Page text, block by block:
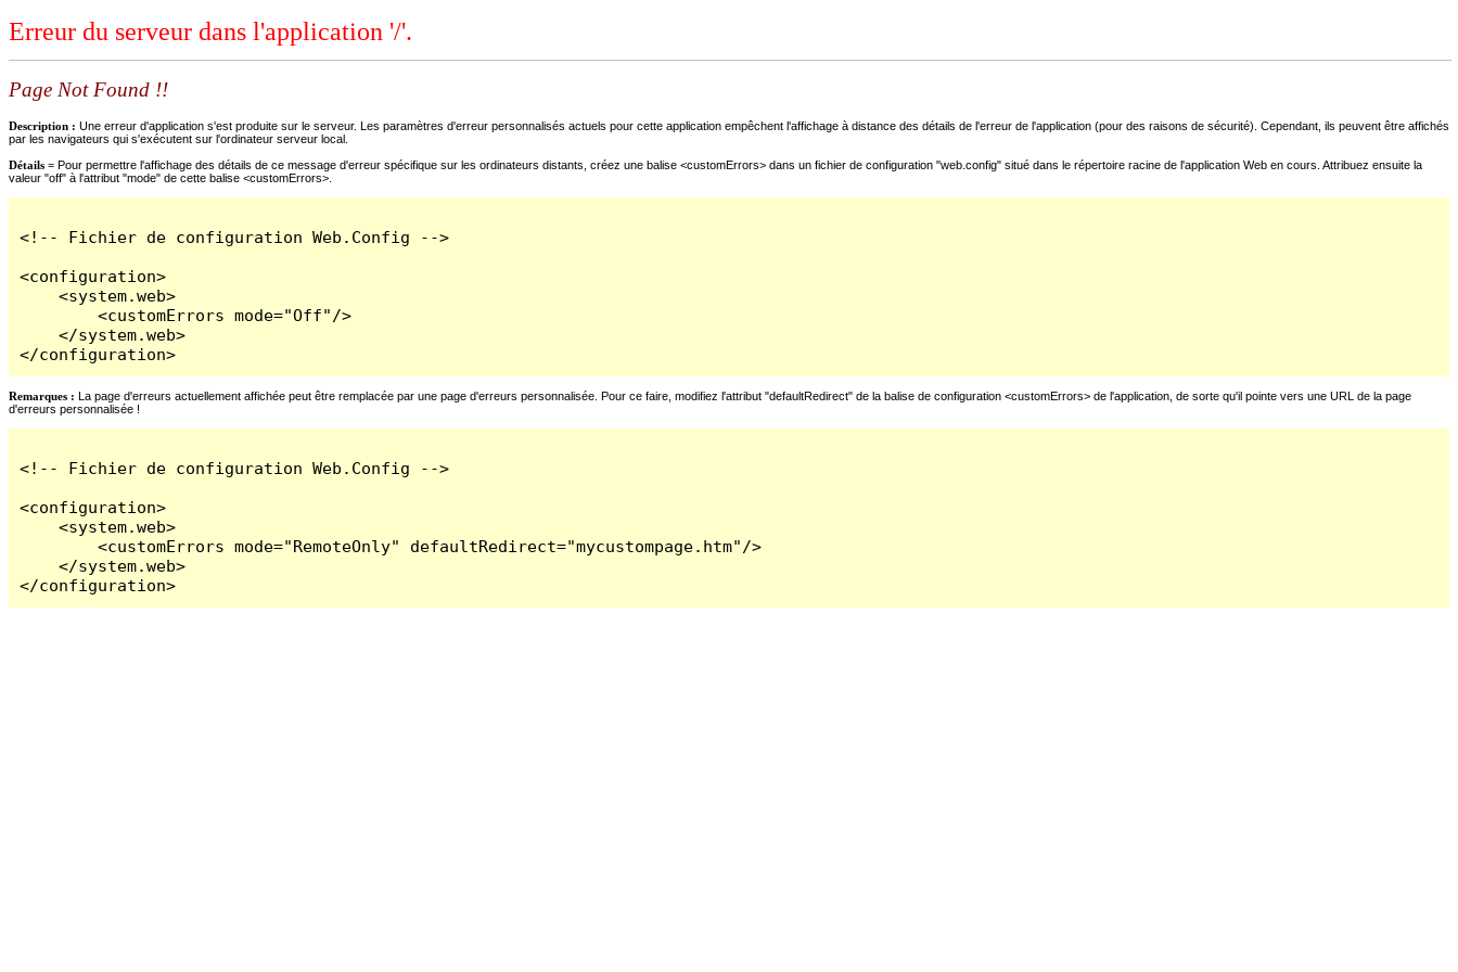
Erreur du serveur dans l'application '/'.
Page Not Found !!
Description : Une erreur d'application s'est produite sur le serveur. Les paramètres d'erreur personnalisés actuels pour cette application empêchent l'affichage à distance des détails de l'erreur de l'application (pour des raisons de sécurité). Cependant, ils peuvent être affichés
par les navigateurs qui s'exécutent sur l'ordinateur serveur local.
Détails = Pour permettre l'affichage des détails de ce message d'erreur spécifique sur les ordinateurs distants, créez une balise <customErrors> dans un fichier de configuration "web.config" situé dans le répertoire racine de l'application Web en cours. Attribuez ensuite la
valeur "off" à l'attribut "mode" de cette balise <customErrors>.
<!-- Fichier de configuration Web.Config -->
<configuration>
    <system.web>
        <customErrors mode="Off"/>
    </system.web>
</configuration>
Remarques : La page d'erreurs actuellement affichée peut être remplacée par une page d'erreurs personnalisée. Pour ce faire, modifiez l'attribut "defaultRedirect" de la balise de configuration <customErrors> de l'application, de sorte qu'il pointe vers une URL de la page
d'erreurs personnalisée !
<!-- Fichier de configuration Web.Config -->
<configuration>
    <system.web>
        <customErrors mode="RemoteOnly" defaultRedirect="mycustompage.htm"/>
    </system.web>
</configuration>